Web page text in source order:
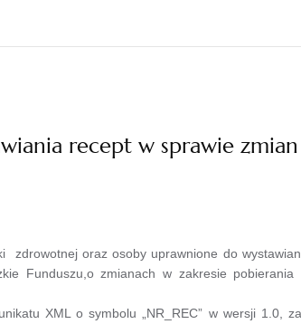
recept w sprawie
zdrowotnej oraz osoby uprawnione do
Funduszu,o zmianach w zakresie pobierania
XML o symbolu „NR_REC” w wersji 1.0,